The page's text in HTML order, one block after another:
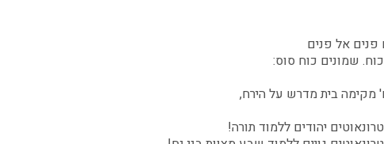
פנים אל פנים
שמונים כוח סוס:
מקימה בית מדרש על הירח,
יהודים ללמוד תורה!